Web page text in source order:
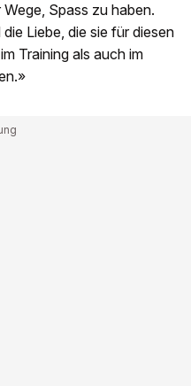
Spass zu haben.
Liebe, die sie für diesen
Training als auch im